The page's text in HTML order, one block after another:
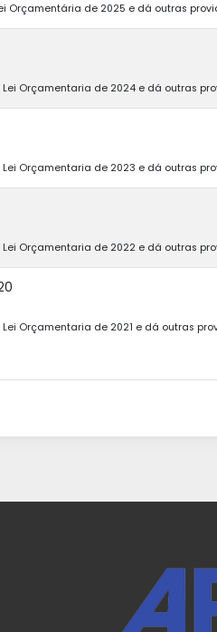
Orçamentária de 2025 e dá outras
Orçamentaria de 2024 e dá outras
Orçamentaria de 2023 e dá outras
Orçamentaria de 2022 e dá outras
Orçamentaria de 2021 e dá outras